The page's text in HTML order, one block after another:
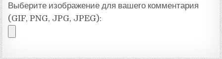
Выберите изображение для вашего комментария
(GIF, PNG, JPG, JPEG):